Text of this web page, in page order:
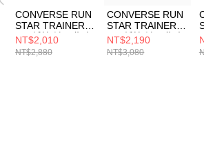
CONVERSE RUN
STAR TRAINER
OX 低筒 流星復古
運動鞋 男女 休閒
鞋 A12196C
NT$2,010
NT$2,880
CONVERSE RUN
STAR TRAINER
OX 低筒 流星復古
運動鞋 休閒鞋 男
鞋 女鞋 米/銀色
NT$2,190
NT$3,080